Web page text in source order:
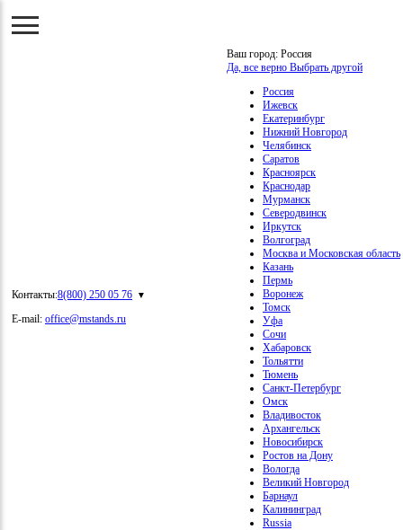
Контакты:8(800) 250 05 76
E-mail: office@mstands.ru
Ваш город: Россия
Да, все верно Выбрать другой
Россия
Ижевск
Екатеринбург
Нижний Новгород
Челябинск
Саратов
Красноярск
Краснодар
Мурманск
Северодвинск
Иркутск
Волгоград
Москва и Московская область
Казань
Пермь
Воронеж
Томск
Уфа
Сочи
Хабаровск
Тольятти
Тюмень
Санкт-Петербург
Омск
Владивосток
Архангельск
Новосибирск
Ростов на Дону
Вологда
Великий Новгород
Барнаул
Калининград
Russia